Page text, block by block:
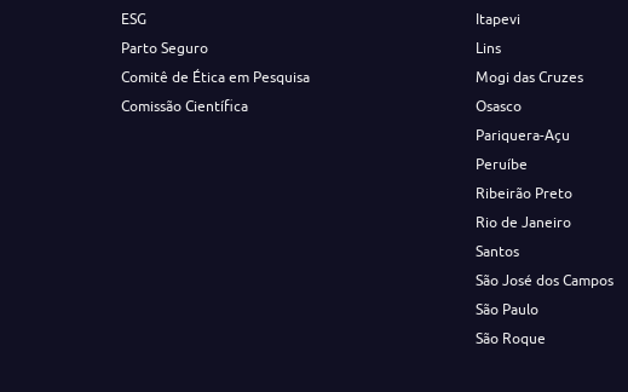
ESG
Parto Seguro
Comitê de Ética em Pesquisa
Comissão Científica
Itapevi
Lins
Mogi das Cruzes
Osasco
Pariquera-Açu
Peruíbe
Ribeirão Preto
Rio de Janeiro
Santos
São José dos Campos
São Paulo
São Roque